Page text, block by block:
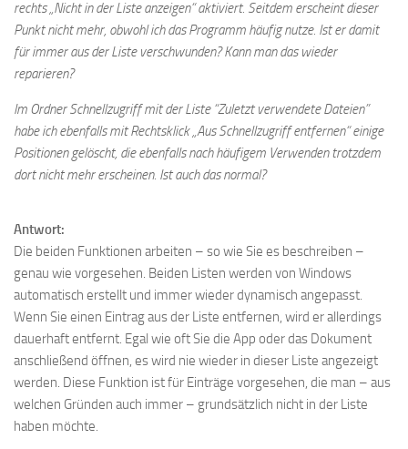
rechts „Nicht in der Liste anzeigen“ aktiviert. Seitdem erscheint dieser
Punkt nicht mehr, obwohl ich das Programm häufig nutze. Ist er damit
für immer aus der Liste verschwunden? Kann man das wieder
reparieren?
Im Ordner Schnellzugriff mit der Liste “Zuletzt verwendete Dateien”
habe ich ebenfalls mit Rechtsklick „Aus Schnellzugriff entfernen“ einige
Positionen gelöscht, die ebenfalls nach häufigem Verwenden trotzdem
dort nicht mehr erscheinen. Ist auch das normal?
Antwort:
Die beiden Funktionen arbeiten – so wie Sie es beschreiben –
genau wie vorgesehen. Beiden Listen werden von Windows
automatisch erstellt und immer wieder dynamisch angepasst.
Wenn Sie einen Eintrag aus der Liste entfernen, wird er allerdings
dauerhaft entfernt. Egal wie oft Sie die App oder das Dokument
anschließend öffnen, es wird nie wieder in dieser Liste angezeigt
werden. Diese Funktion ist für Einträge vorgesehen, die man – aus
welchen Gründen auch immer – grundsätzlich nicht in der Liste
haben möchte.